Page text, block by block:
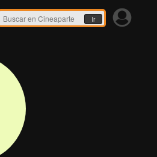
Ir